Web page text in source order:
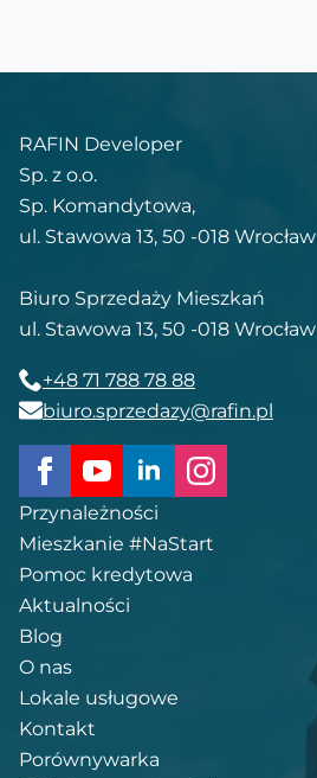
RAFIN Developer
Sp. z o.o.
Sp. Komandytowa,
ul. Stawowa 13, 50 -018 Wrocław
Biuro Sprzedaży Mieszkań
ul. Stawowa 13, 50 -018 Wrocław
+48 71 788 78 88
biuro.sprzedazy@rafin.pl
Przynależności
Mieszkanie #NaStart
Pomoc kredytowa
Aktualności
Blog
O nas
Lokale usługowe
Kontakt
Porównywarka